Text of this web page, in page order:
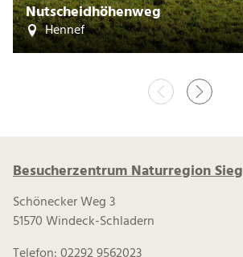
Nutscheidhöhenweg
Hennef
Besucherzentrum Naturregion Sieg
Schönecker Weg 3
51570 Windeck-Schladern